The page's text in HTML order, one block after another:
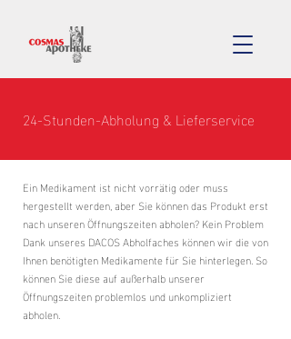
24-Stunden-Abholung & Lieferservice
Ein Medikament ist nicht vorrätig oder muss
hergestellt werden, aber Sie können das Produkt erst
nach unseren Öffnungszeiten abholen? Kein Problem
Dank unseres DACOS Abholfaches können wir die von
Ihnen benötigten Medikamente für Sie hinterlegen. So
können Sie diese auf außerhalb unserer
Öffnungszeiten problemlos und unkompliziert
abholen.